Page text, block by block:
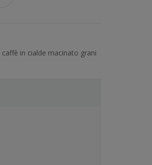
caffè in cialde macinato grani